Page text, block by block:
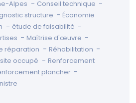
Alpes
- Conseil technique -
structure - Économie
- étude de faisabilité -
- Maîtrise d'œuvre -
réparation - Réhabilitation -
occupé - Renforcement
plancher -